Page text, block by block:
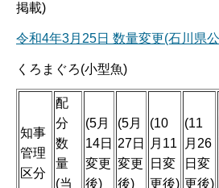
掲載)
令和4年3月25日 数量変更(石川県
くろまぐろ(小型魚)
知事
管理
区分
配
分
数
量
(当
(5月
14日
変更
後)
(5月
27日
変更
後)
(10
月11
日変
更後)
(11
月26
日変
更後)